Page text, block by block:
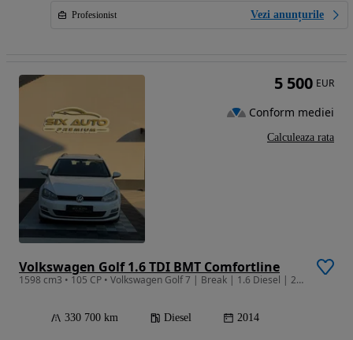
Profesionist Vezi anunțurile
Volkswagen Golf 1.6 TDI BMT Comfortline
1598 cm3 • 105 CP • Volkswagen Golf 7 | Break | 1.6 Diesel | 2014
330 700 km Diesel 2014
5 500 EUR
Conform mediei
Calculeaza rata